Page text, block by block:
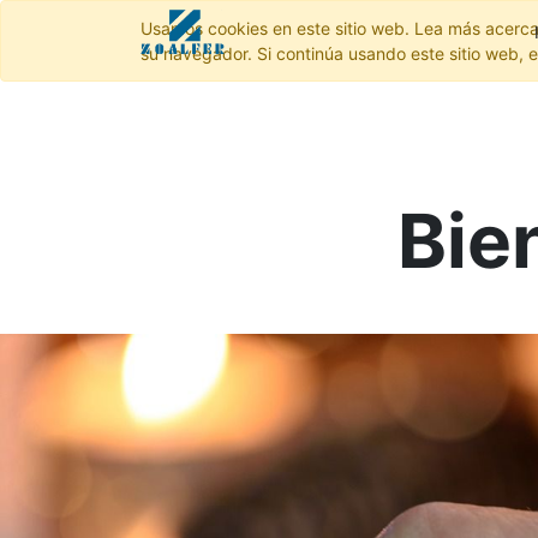
Usamos cookies en este sitio web. Lea más
su navegador. Si continúa usando este sitio web,